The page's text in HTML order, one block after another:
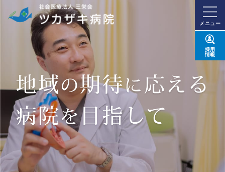
メニュー
採用
情報